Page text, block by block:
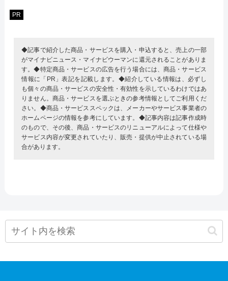
PR
◆記事で紹介した商品・サービスを購入・申込すると、売上の一部
がマイナビニュース・マイナビウーマンに還元されることがありま
す。◆特定商品・サービスの広告を行う場合には、商品・サービス
情報に「PR」表記を記載します。◆紹介している情報は、必ずし
も個々の商品・サービスの安全性・有効性を示しているわけではあ
りません。商品・サービスを選ぶときの参考情報としてご利用くだ
さい。◆商品・サービススペックは、メーカーやサービス事業者の
ホームページの情報を参考にしています。◆記事内容は記事作成時
のもので、その後、商品・サービスのリニューアルによって仕様や
サービス内容が変更されていたり、販売・提供が中止されている場
合があります。